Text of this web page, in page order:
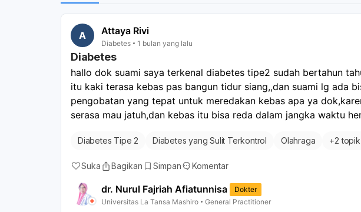
A Attaya Rivi
Diabetes 1 bulan yang lalu
Diabetes
hallo dok suami saya terkenal diabetes tipe2 sudah bertahun
itu kaki terasa kebas pas bangun tidur siang,,dan suami lg ada
pengobatan yang tepat untuk meredakan kebas apa ya
serasa mau jatuh,dan kebas itu bisa reda dalam jangka waktu
Diabetes Tipe 2 Diabetes yang Sulit Terkontrol Olahraga +2
Suka Bagikan Simpan Komentar
dr. Nurul Fajriah Afiatunnisa
Dokter
Universitas La Tansa Mashiro
General Practitioner